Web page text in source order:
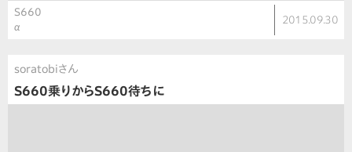
S660
α
2015.09.30
soratobiさん
S660乗りからS660待ちに